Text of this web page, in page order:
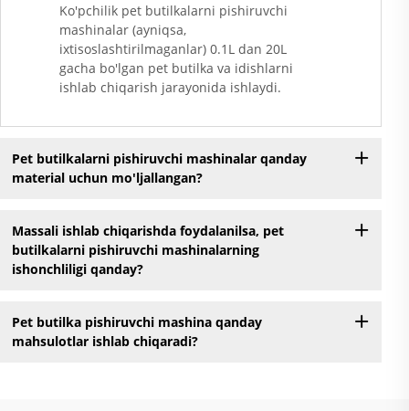
Ko'pchilik pet butilkalarni pishiruvchi
mashinalar (ayniqsa,
ixtisoslashtirilmaganlar) 0.1L dan 20L
gacha bo'lgan pet butilka va idishlarni
ishlab chiqarish jarayonida ishlaydi.
Pet butilkalarni pishiruvchi mashinalar qanday
material uchun mo'ljallangan?
Massali ishlab chiqarishda foydalanilsa, pet
butilkalarni pishiruvchi mashinalarning
ishonchliligi qanday?
Pet butilka pishiruvchi mashina qanday
mahsulotlar ishlab chiqaradi?